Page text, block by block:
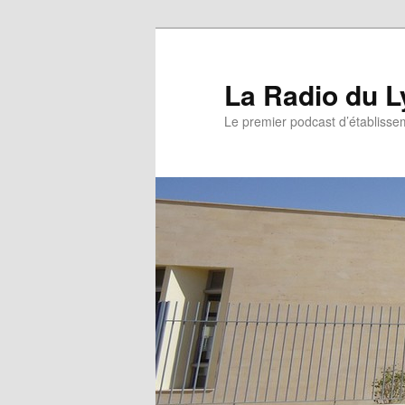
La Radio du
Le premier podcast